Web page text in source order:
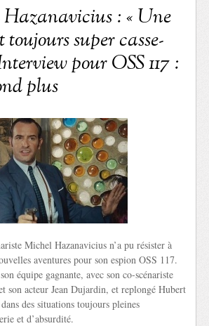
: « Une
toujours super casse-
pour OSS 117 :
plus
Michel Hazanavicius n’a pu résister à
aventures pour son espion OSS 117.
équipe gagnante, avec son co-scénariste
son acteur Jean Dujardin, et replongé Hubert
des situations toujours pleines
et d’absurdité.